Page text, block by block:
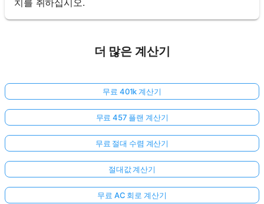
더 많은 계산기
무료 401k 계산기
무료 457 플랜 계산기
무료 절대 수렴 계산기
절대값 계산기
무료 AC 회로 계산기